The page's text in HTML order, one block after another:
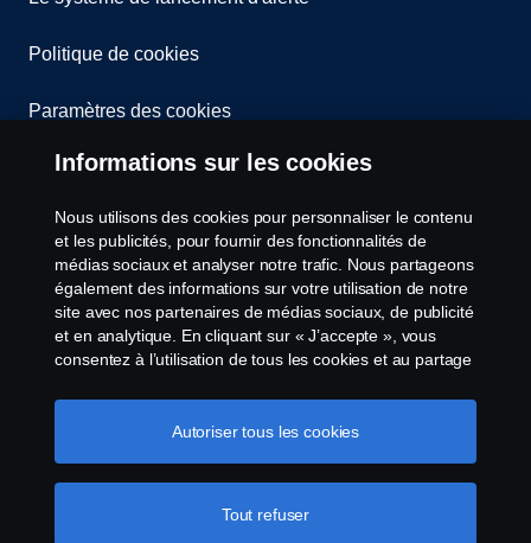
Politique de cookies
Paramètres des cookies
© Copyright Scania 2026 All Rights Reserved.
Scania Luxembourg - Rue Gabriël Lippmann 23 -
L-5365 Münsbach- Tél: +352 34 18 11
Informations sur les cookies
Nous utilisons des cookies pour personnaliser le contenu
et les publicités, pour fournir des fonctionnalités de
médias sociaux et analyser notre trafic. Nous partageons
également des informations sur votre utilisation de notre
site avec nos partenaires de médias sociaux, de publicité
et en analytique. En cliquant sur « J’accepte », vous
consentez à l’utilisation de tous les cookies et au partage
cookies en cliquant sur « Paramètres des cookies » et en
sélectionnant les catégories que vous souhaitez
Pour en savoir plus sur la
Tout refuser
Autoriser tous les cookies